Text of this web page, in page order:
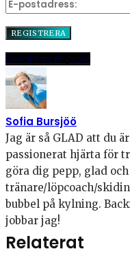
DelaPinnaE-post
Sofia Bursjöö
Jag är så GLAD att du
passionerat hjärta för
göra dig pepp, glad
tränare/löpcoach/
bubbel på kylning.
jobbar jag!
Relaterat